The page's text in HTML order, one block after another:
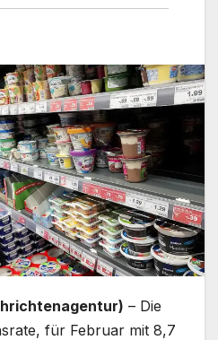
– Die
für Februar mit 8,7